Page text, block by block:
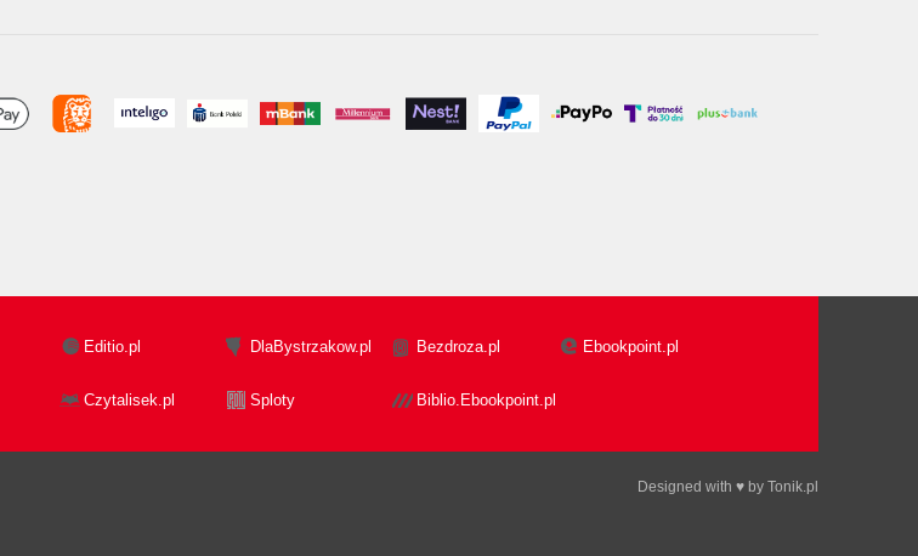
Editio.pl DlaBystrzakow.pl Bezdroza.pl Ebookpoint.pl
Czytalisek.pl Sploty Biblio.Ebookpoint.pl
Designed with ♥ by Tonik.pl